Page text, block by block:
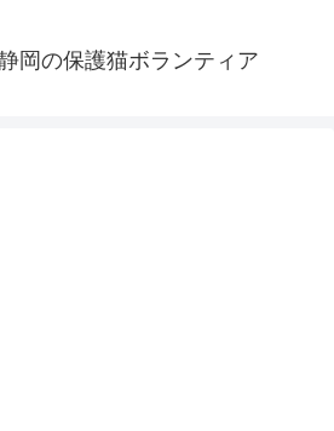
岡の保護猫ボランティア